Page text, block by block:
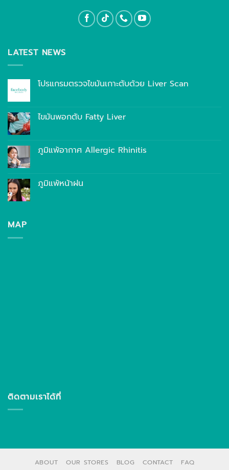
LATEST NEWS
โปรแกรมตรวจไขมันเกาะตับด้วย Liver Scan
ไขมันพอกตับ Fatty Liver
ภูมิแพ้อากาศ Allergic Rhinitis
ภูมิแพ้หน้าฝน
MAP
ติดตามเราได้ที่
ABOUT OUR STORES BLOG CONTACT FAQ